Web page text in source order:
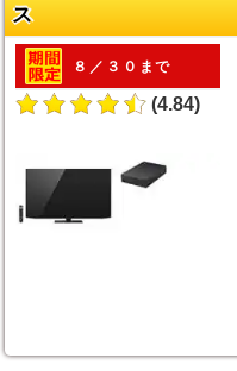
ス
８／３０まで
(4.84)